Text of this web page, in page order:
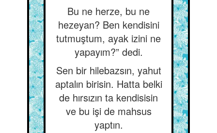
Bu ne herze, bu ne
hezeyan? Ben kendisini
tutmuştum, ayak izini ne
yapayım?” dedi.
Sen bir hilebazsın, yahut
aptalın birisin. Hatta belki
de hırsızın ta kendisisin
ve bu işi de mahsus
yaptın.